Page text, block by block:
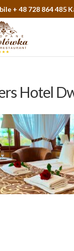
+ 48 728 864
Hotel